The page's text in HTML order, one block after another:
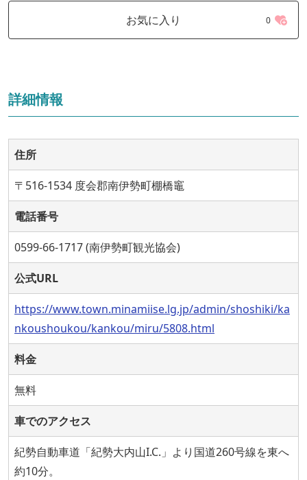
お気に入り 0
詳細情報
住所
〒516-1534 度会郡南伊勢町棚橋竈
電話番号
0599-66-1717 (南伊勢町観光協会)
公式URL
https://www.town.minamiise.lg.jp/admin/shoshiki/ka
nkoushoukou/kankou/miru/5808.html
料金
無料
車でのアクセス
紀勢自動車道「紀勢大内山I.C.」より国道260号線を東へ
約10分。